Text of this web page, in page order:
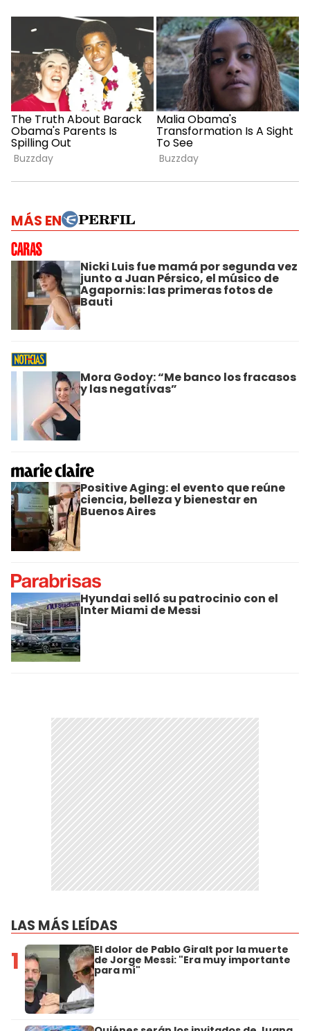
MÁS EN
Nicki Luis fue mamá por segunda vez
junto a Juan Pérsico, el músico de
Agapornis: las primeras fotos de
Bauti
Mora Godoy: “Me banco los fracasos
y las negativas”
Positive Aging: el evento que reúne
ciencia, belleza y bienestar en
Buenos Aires
Hyundai selló su patrocinio con el
Inter Miami de Messi
LAS MÁS LEÍDAS
1 El dolor de Pablo Giralt por la muerte
de Jorge Messi: "Era muy importante
para mí"